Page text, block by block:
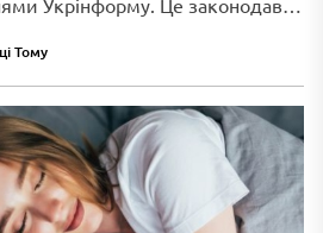
Укрінформу. Це законодавче
Тому